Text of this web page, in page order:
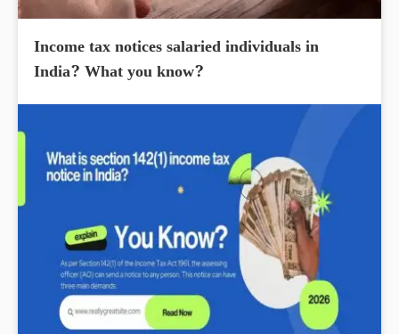
Income tax notices salaried individuals in
India? What you know?